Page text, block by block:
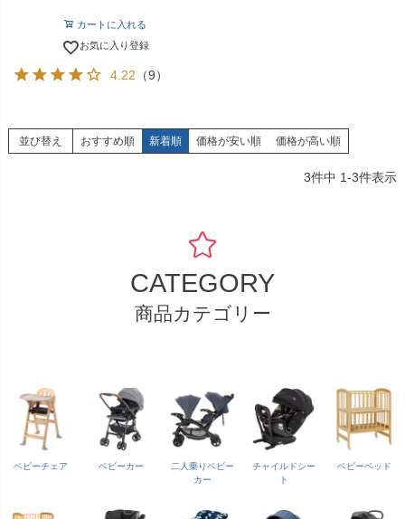
カートに入れる
お気に入り登録
4.22 （9）
並び替え おすすめ順 新着順 価格が安い順 価格が高い順
3件中 1-3件表示
CATEGORY
商品カテゴリー
ベビーチェア ベビーカー
二人乗りベビー
カー
チャイルドシー
ト
ベビーベッド